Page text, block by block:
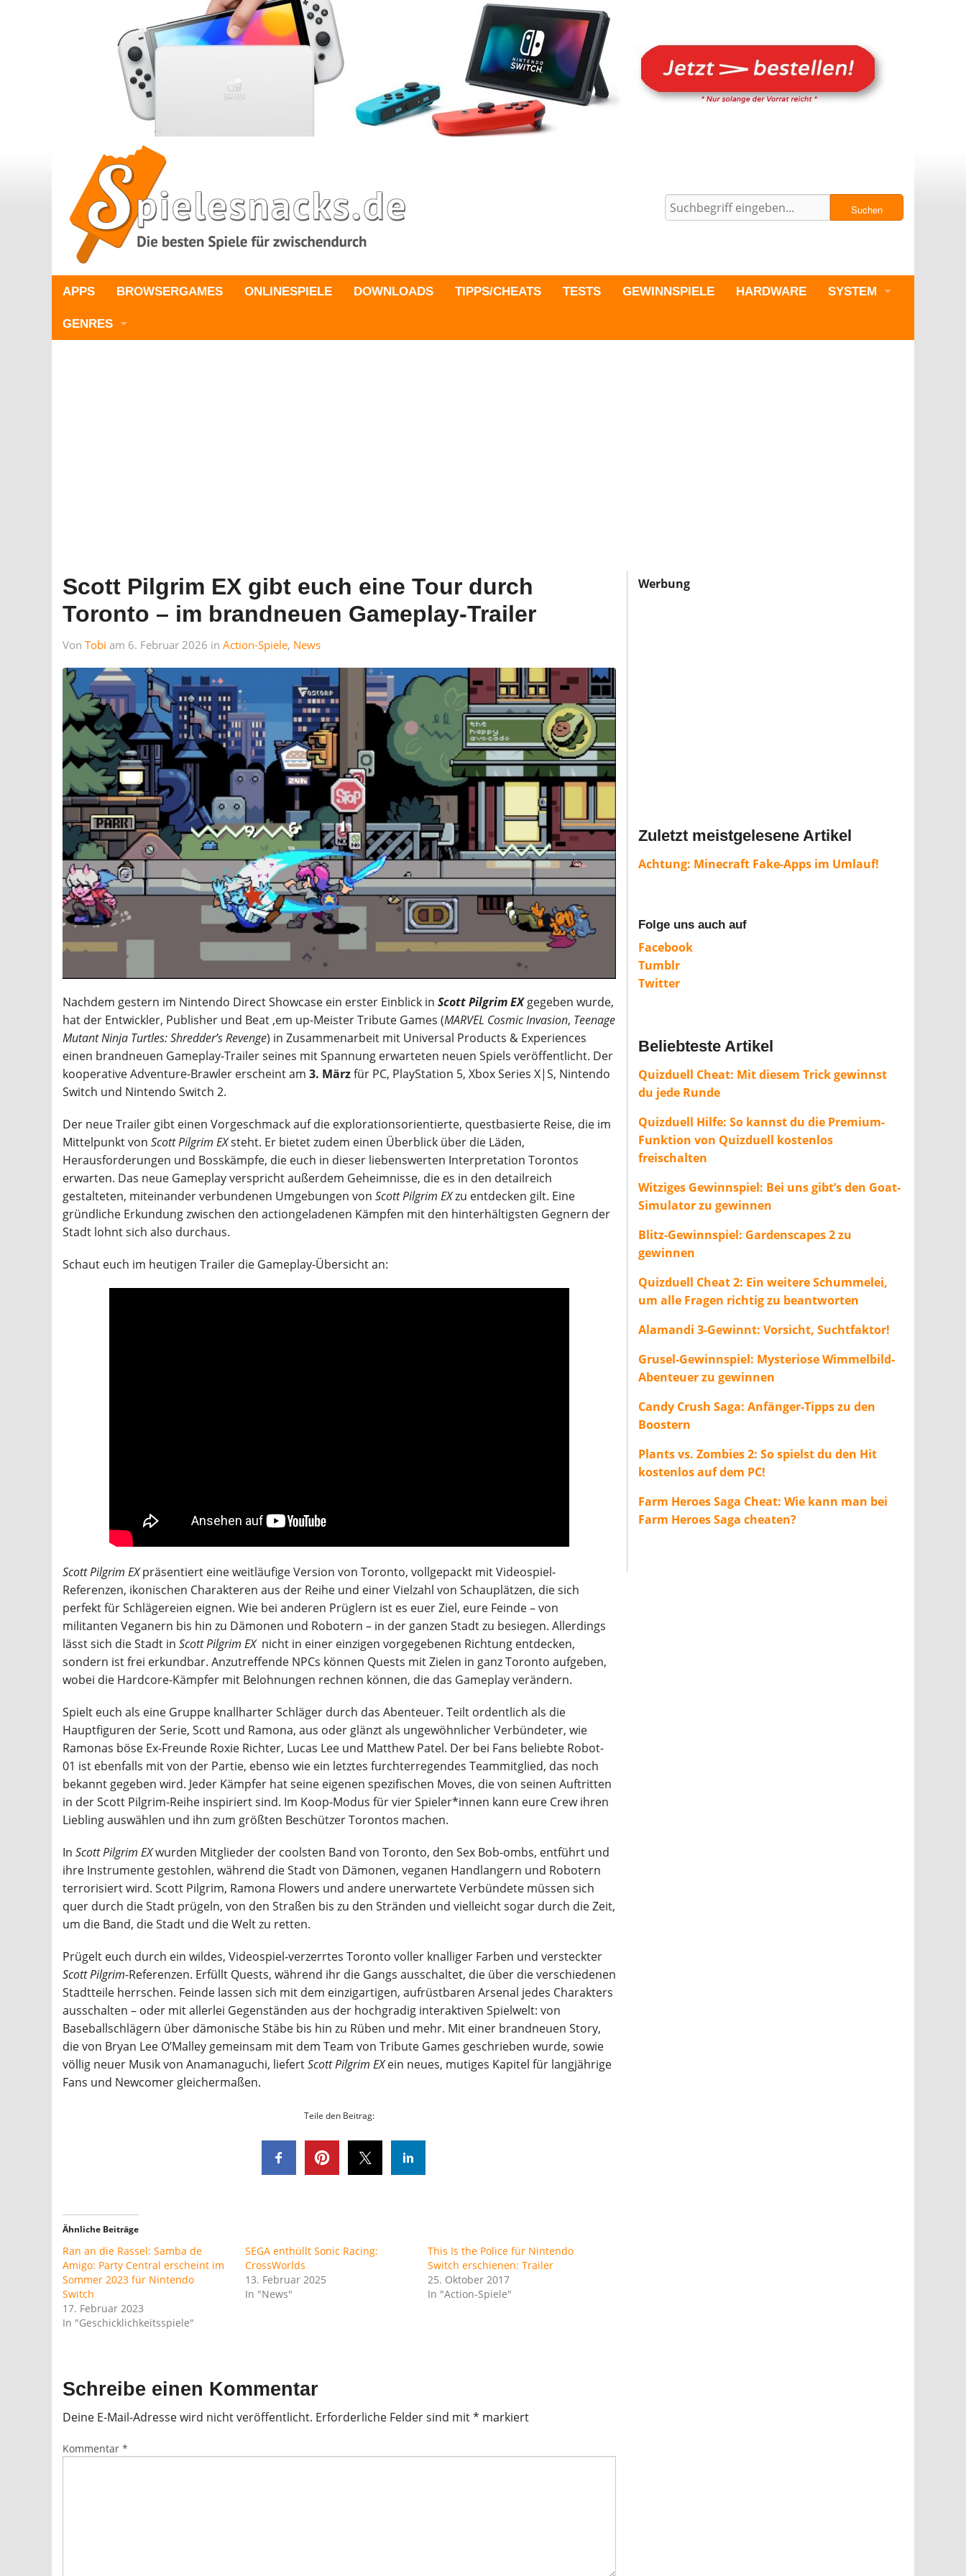
Suchen
APPS BROWSERGAMES ONLINESPIELE DOWNLOADS TIPPS/CHEATS TESTS GEWINNSPIELE HARDWARE SYSTEM
GENRES
Scott Pilgrim EX gibt euch eine Tour durch
Toronto – im brandneuen Gameplay-Trailer
Von Tobi am 6. Februar 2026 in Action-Spiele, News
Nachdem gestern im Nintendo Direct Showcase ein erster Einblick in Scott Pilgrim EXgegeben wurde,
hat der Entwickler, Publisher und Beat ‚em up-Meister Tribute Games (MARVEL Cosmic Invasion, Teenage
Mutant Ninja Turtles: Shredder’s Revenge) in Zusammenarbeit mit Universal Products & Experiences
einen brandneuen Gameplay-Trailer seines mit Spannung erwarteten neuen Spiels veröffentlicht. Der
kooperative Adventure-Brawler erscheint am 3. Märzfür PC, PlayStation 5, Xbox Series X|S, Nintendo
Switch und Nintendo Switch 2.
Der neue Trailer gibt einen Vorgeschmack auf die explorationsorientierte, questbasierte Reise, die im
Mittelpunkt von Scott Pilgrim EXsteht. Er bietet zudem einen Überblick über die Läden,
Herausforderungen und Bosskämpfe, die euch in dieser liebenswerten Interpretation Torontos
erwarten. Das neue Gameplay verspricht außerdem Geheimnisse, die es in den detailreich
gestalteten, miteinander verbundenen Umgebungen von Scott Pilgrim EXzu entdecken gilt. Eine
gründliche Erkundung zwischen den actiongeladenen Kämpfen mit den hinterhältigsten Gegnern der
Stadt lohnt sich also durchaus.
Schaut euch im heutigen Trailer die Gameplay-Übersicht an:
Scott Pilgrim EXpräsentiert eine weitläufige Version von Toronto, vollgepackt mit Videospiel-
Referenzen, ikonischen Charakteren aus der Reihe und einer Vielzahl von Schauplätzen, die sich
perfekt für Schlägereien eignen. Wie bei anderen Prüglern ist es euer Ziel, eure Feinde – von
militanten Veganern bis hin zu Dämonen und Robotern – in der ganzen Stadt zu besiegen. Allerdings
lässt sich die Stadt in Scott Pilgrim EXnicht in einer einzigen vorgegebenen Richtung entdecken,
sondern ist frei erkundbar. Anzutreffende NPCs können Quests mit Zielen in ganz Toronto aufgeben,
wobei die Hardcore-Kämpfer mit Belohnungen rechnen können, die das Gameplay verändern.
Spielt euch als eine Gruppe knallharter Schläger durch das Abenteuer. Teilt ordentlich als die
Hauptfiguren der Serie, Scott und Ramona, aus oder glänzt als ungewöhnlicher Verbündeter, wie
Ramonas böse Ex-Freunde Roxie Richter, Lucas Lee und Matthew Patel. Der bei Fans beliebte Robot-
01 ist ebenfalls mit von der Partie, ebenso wie ein letztes furchterregendes Teammitglied, das noch
bekannt gegeben wird. Jeder Kämpfer hat seine eigenen spezifischen Moves, die von seinen Auftritten
in der Scott Pilgrim-Reihe inspiriert sind. Im Koop-Modus für vier Spieler*innen kann eure Crew ihren
Liebling auswählen und ihn zum größten Beschützer Torontos machen.
In Scott Pilgrim EXwurden Mitglieder der coolsten Band von Toronto, den Sex Bob-ombs, entführt und
ihre Instrumente gestohlen, während die Stadt von Dämonen, veganen Handlangern und Robotern
terrorisiert wird. Scott Pilgrim, Ramona Flowers und andere unerwartete Verbündete müssen sich
quer durch die Stadt prügeln, von den Straßen bis zu den Stränden und vielleicht sogar durch die Zeit,
um die Band, die Stadt und die Welt zu retten.
Prügelt euch durch ein wildes, Videospiel-verzerrtes Toronto voller knalliger Farben und versteckter
Scott Pilgrim-Referenzen. Erfüllt Quests, während ihr die Gangs ausschaltet, die über die verschiedenen
Stadtteile herrschen. Feinde lassen sich mit dem einzigartigen, aufrüstbaren Arsenal jedes Charakters
ausschalten – oder mit allerlei Gegenständen aus der hochgradig interaktiven Spielwelt: von
Baseballschlägern über dämonische Stäbe bis hin zu Rüben und mehr. Mit einer brandneuen Story,
die von Bryan Lee O’Malley gemeinsam mit dem Team von Tribute Games geschrieben wurde, sowie
völlig neuer Musik von Anamanaguchi, liefertScott Pilgrim EXein neues, mutiges Kapitel für langjährige
Fans und Newcomer gleichermaßen.
Teile den Beitrag:
Ähnliche Beiträge
Ran an die Rassel: Samba de
Amigo: Party Central erscheint im
Sommer 2023 für Nintendo
Switch
17. Februar 2023
In "Geschicklichkeitsspiele"
SEGA enthüllt Sonic Racing:
CrossWorlds
13. Februar 2025
In "News"
This Is the Police für Nintendo
Switch erschienen: Trailer
25. Oktober 2017
In "Action-Spiele"
Schreibe einen Kommentar
Deine E-Mail-Adresse wird nicht veröffentlicht. Erforderliche Felder sind mit* markiert
Kommentar *
Werbung
Zuletzt meistgelesene Artikel
Achtung: Minecraft Fake-Apps im Umlauf!
Folge uns auch auf
Facebook
Tumblr
Twitter
Beliebteste Artikel
Quizduell Cheat: Mit diesem Trick gewinnst
du jede Runde
Quizduell Hilfe: So kannst du die Premium-
Funktion von Quizduell kostenlos
freischalten
Witziges Gewinnspiel: Bei uns gibt’s den Goat-
Simulator zu gewinnen
Blitz-Gewinnspiel: Gardenscapes 2 zu
gewinnen
Quizduell Cheat 2: Ein weitere Schummelei,
um alle Fragen richtig zu beantworten
Alamandi 3-Gewinnt: Vorsicht, Suchtfaktor!
Grusel-Gewinnspiel: Mysteriose Wimmelbild-
Abenteuer zu gewinnen
Candy Crush Saga: Anfänger-Tipps zu den
Boostern
Plants vs. Zombies 2: So spielst du den Hit
kostenlos auf dem PC!
Farm Heroes Saga Cheat: Wie kann man bei
Farm Heroes Saga cheaten?